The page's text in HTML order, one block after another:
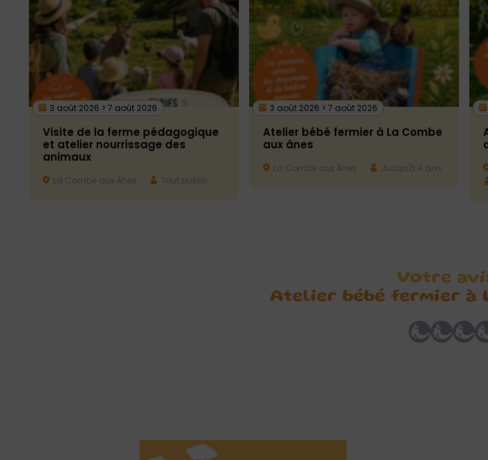
3 août 2026 > 7 août 2026
Visite de la ferme pédagogique
et atelier nourrissage des
animaux
La Combe aux Ânes Tout public
3 août 2026 > 7 août 2026
Atelier bébé fermier à La Combe
aux ânes
La Combe aux Ânes Jusqu'à 4 ans
Votre
Atelier bébé fermier à